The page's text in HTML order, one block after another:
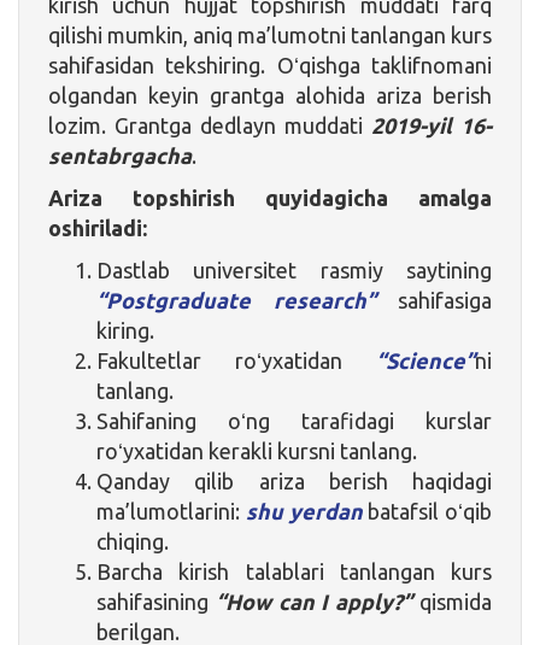
qilishi mumkin, aniq ma’lumotni tanlangan kurs
sahifasidan tekshiring. Oʻqishga taklifnomani
olgandan keyin grantga alohida ariza berish
lozim. Grantga dedlayn muddati 2019-yil 16-
sentabrgacha.
Ariza topshirish quyidagicha amalga
oshiriladi:
Dastlab universitet rasmiy saytining
“Postgraduate research”sahifasiga
kiring.
Fakultetlar roʻyxatidan
“Science”ni
tanlang.
Sahifaning oʻng tarafidagi kurslar
roʻyxatidan kerakli kursni tanlang.
Qanday qilib ariza berish haqidagi
ma’lumotlarini: shu yerdanbatafsil oʻqib
chiqing.
Barcha kirish talablari tanlangan kurs
sahifasining “How can I apply?”qismida
berilgan.